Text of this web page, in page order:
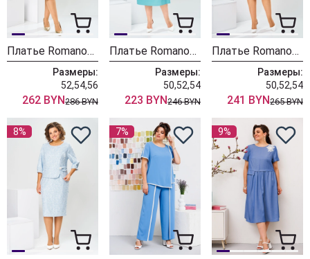
Платье Romanovich Style 1-2537 светло-голубой
Размеры:
52,54,56
262 BYN286 BYN
Платье Romanovich Style 1-2910 бирюза
Размеры:
50,52,54
223 BYN246 BYN
Платье Romanovich Style 1-2761К мята
Размеры:
50,52,54
241 BYN265 BYN
8% 7% 9%